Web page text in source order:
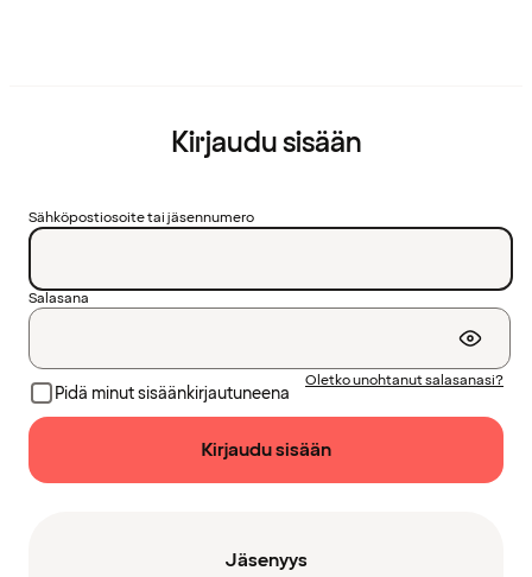
Kirjaudu sisään
Sähköpostiosoite tai jäsennumero
Salasana
Pidä minut sisäänkirjautuneena
Oletko unohtanut salasanasi?
Kirjaudu sisään
Jäsenyys